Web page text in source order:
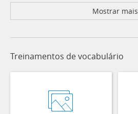
Mostrar mais
Treinamentos de vocabulário